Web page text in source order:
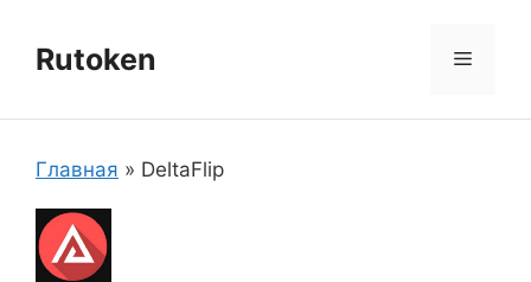
содержимому
Rutoken Меню
Главная » DeltaFlip